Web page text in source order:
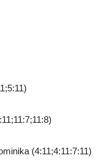
(4:11;4:11:7:11)